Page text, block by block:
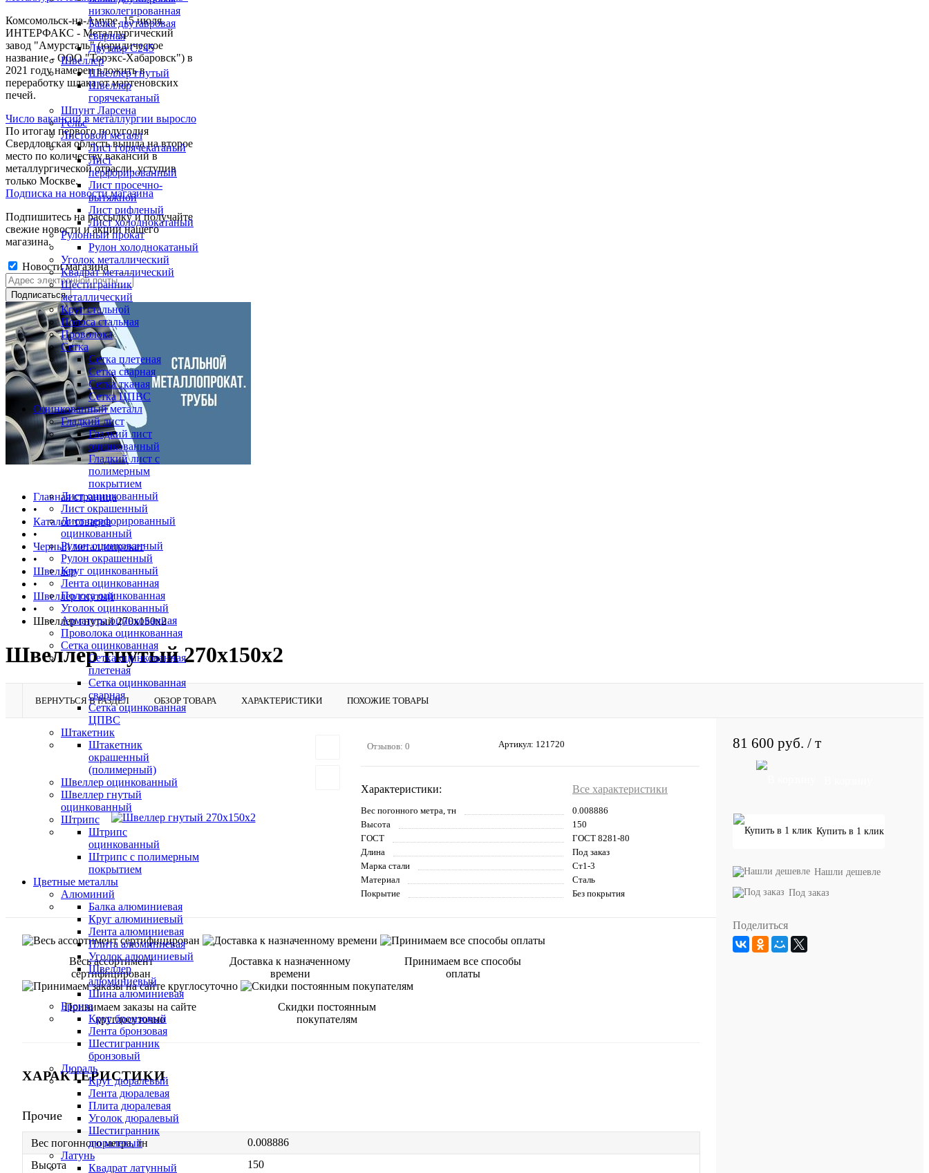
низколегированная
Балка двутавровая
сварная
Двутавр С245
Швеллер
Швеллер гнутый
Швеллер
горячекатаный
Шпунт Ларсена
Рельс
Листовой металл
Лист горячекатаный
Лист
перфорированный
Лист просечно-
вытяжной
Лист рифленый
Лист холоднокатаный
Рулонный прокат
Рулон холоднокатаный
Уголок металлический
Квадрат металлический
Шестигранник
металлический
Круг стальной
Полоса стальная
Проволока
Сетка
Сетка плетеная
Сетка сварная
Сетка тканая
Сетка ЦПВС
Оцинкованный металл
Гладкий лист
Гладкий лист
оцинкованный
Гладкий лист с
полимерным
покрытием
Лист оцинкованный
Лист окрашенный
Лист перфорированный
оцинкованный
Рулон оцинкованный
Рулон окрашенный
Круг оцинкованный
Лента оцинкованная
Полоса оцинкованная
Уголок оцинкованный
Арматура оцинкованная
Проволока оцинкованная
Сетка оцинкованная
Сетка оцинкованная
плетеная
Сетка оцинкованная
сварная
Сетка оцинкованная
ЦПВС
Штакетник
Штакетник
окрашенный
(полимерный)
Швеллер оцинкованный
Швеллер гнутый
оцинкованный
Штрипс
Штрипс
оцинкованный
Штрипс с полимерным
покрытием
Цветные металлы
Алюминий
Балка алюминиевая
Круг алюминиевый
Лента алюминиевая
Плита алюминиевая
Уголок алюминиевый
Швеллер
алюминиевый
Шина алюминиевая
Бронза
Круг бронзовый
Лента бронзовая
Шестигранник
бронзовый
Дюраль
Круг дюралевый
Лента дюралевая
Плита дюралевая
Уголок дюралевый
Шестигранник
дюралевый
Латунь
Квадрат латунный
Комсомольск-на-Амуре. 15 июля.
ИНТЕРФАКС - Металлургический
завод "Амурсталь" (юридическое
название - ООО "Торэкс-Хабаровск") в
2021 году намерен вложить в
переработку шлака от мартеновских
печей.
Число вакансий в металлургии выросло
По итогам первого полугодия
Свердловская область вышла на второе
место по количеству вакансий в
металлургической отрасли, уступив
только Москве.
Подписка на новости магазина
Подпишитесь на рассылку и получайте
свежие новости и акции нашего
магазина.
Новости магазина
Главная страница
•
Каталог товаров
•
Черный металлопрокат
•
Швеллер
•
Швеллер гнутый
•
Швеллер гнутый 270х150х2
Швеллер гнутый 270х150х2
ВЕРНУТЬСЯ В РАЗДЕЛ ОБЗОР ТОВАРА ХАРАКТЕРИСТИКИ ПОХОЖИЕ ТОВАРЫ
Отзывов: 0 Артикул: 121720
Характеристики: Все характеристики
Вес погонного метра, тн
0.008886
Высота
150
ГОСТ
ГОСТ 8281-80
Длина
Под заказ
Марка стали
Ст1-3
Материал
Сталь
Покрытие
Без покрытия
Весь ассортимент
сертифицирован
Доставка к назначенному
времени
Принимаем все способы
оплаты
Принимаем заказы на сайте
круглосуточно
Скидки постоянным
покупателям
ХАРАКТЕРИСТИКИ
Прочие
Вес погонного метра, тн
0.008886
Высота
150
81 600 руб. / т
Купить в 1 клик
Нашли дешевле
Под заказ
Поделиться